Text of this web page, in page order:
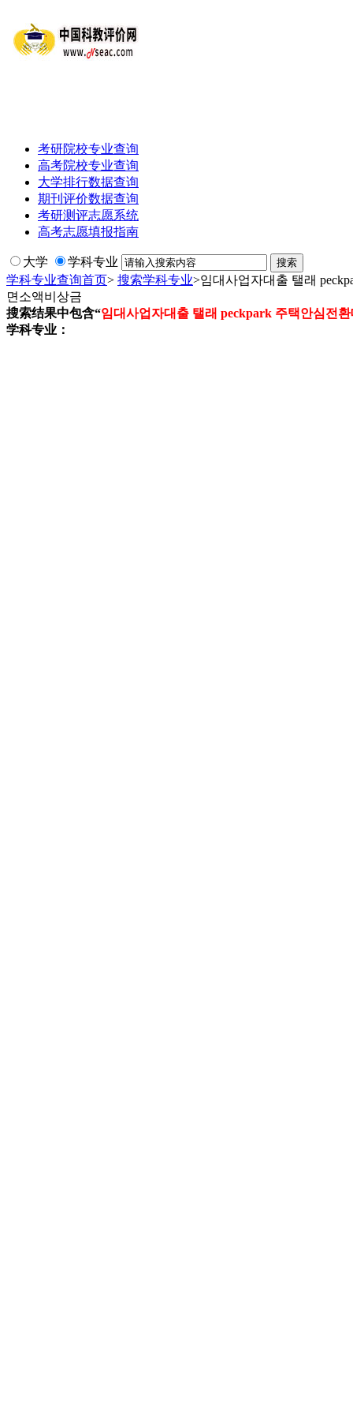
考研院校专业查询
高考院校专业查询
大学排行数据查询
期刊评价数据查询
考研测评志愿系统
高考志愿填报指南
大学
学科专业
学科专业查询首页> 搜索学科专业>임대사업자대출 탤래
면소액비상금
搜索结果中包含“임대사업자대출 탤래 peckpark 주택안심전
学科专业：